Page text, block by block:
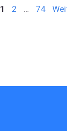
Seite
1 Seite
2 … Seite
74